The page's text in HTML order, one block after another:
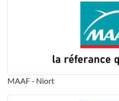
MAAF - Niort